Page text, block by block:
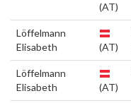
(AT)
Löffelmann
Elisabeth
(AT)
Löffelmann
Elisabeth
(AT)